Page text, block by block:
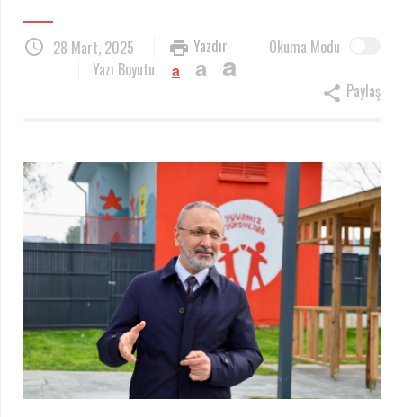
28 Mart, 2025 Okuma Modu
Yazdır
Yazı Boyutu
a a a
Paylaş